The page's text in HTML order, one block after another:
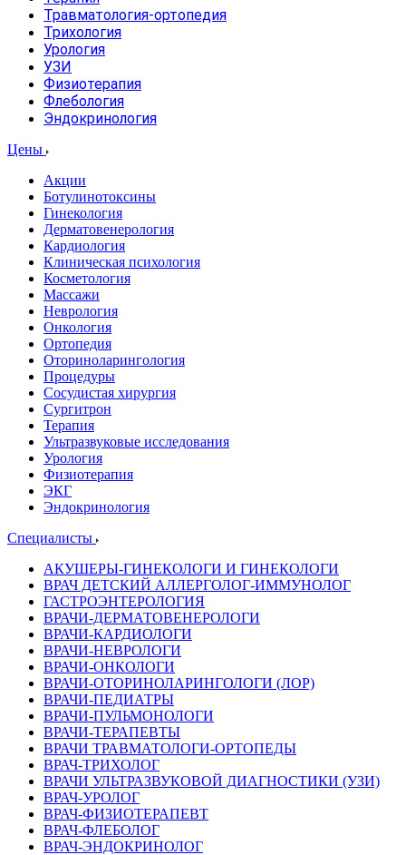
Травматология-ортопедия
Трихология
Урология
УЗИ
Физиотерапия
Флебология
Эндокринология
Цены
Акции
Ботулинотоксины
Гинекология
Дерматовенерология
Кардиология
Клиническая психология
Косметология
Массажи
Неврология
Онкология
Ортопедия
Оториноларингология
Процедуры
Сосудистая хирургия
Сургитрон
Терапия
Ультразвуковые исследования
Урология
Физиотерапия
ЭКГ
Эндокринология
Специалисты
АКУШЕРЫ-ГИНЕКОЛОГИ И ГИНЕКОЛОГИ
ВРАЧ ДЕТСКИЙ АЛЛЕРГОЛОГ-ИММУНОЛОГ
ГАСТРОЭНТЕРОЛОГИЯ
ВРАЧИ-ДЕРМАТОВЕНЕРОЛОГИ
ВРАЧИ-КАРДИОЛОГИ
ВРАЧИ-НЕВРОЛОГИ
ВРАЧИ-ОНКОЛОГИ
ВРАЧИ-ОТОРИНОЛАРИНГОЛОГИ (ЛОР)
ВРАЧИ-ПЕДИАТРЫ
ВРАЧИ-ПУЛЬМОНОЛОГИ
ВРАЧИ-ТЕРАПЕВТЫ
ВРАЧИ ТРАВМАТОЛОГИ-ОРТОПЕДЫ
ВРАЧ-ТРИХОЛОГ
ВРАЧИ УЛЬТРАЗВУКОВОЙ ДИАГНОСТИКИ (УЗИ)
ВРАЧ-УРОЛОГ
ВРАЧ-ФИЗИОТЕРАПЕВТ
ВРАЧ-ФЛЕБОЛОГ
ВРАЧ-ЭНДОКРИНОЛОГ